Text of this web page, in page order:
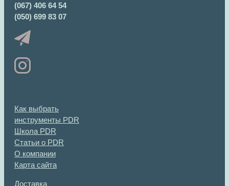
(067) 406 64 54
(050) 699 83 07
Как выбрать
инструменты PDR
Школа PDR
Статьи о PDR
О компании
Карта сайта
Доставка